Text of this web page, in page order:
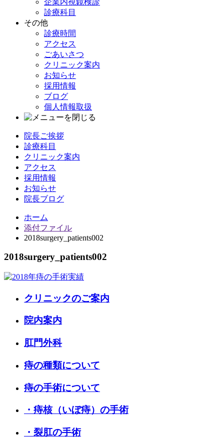
診療科目
その他
診療時間
アクセス
ごあいさつ
クリニック案内
お知らせ
採用情報
ブログ
個人情報取扱
院長ご挨拶
診療科目
クリニック案内
アクセス
採用情報
お知らせ
院長ブログ
ホーム
添付ファイル
2018surgery_patients002
2018surgery_patients002
クリニックのご案内
院内案内
肛門外科
痔の種類について
痔の手術について
・痔核（いぼ痔）の手術
・裂肛の手術